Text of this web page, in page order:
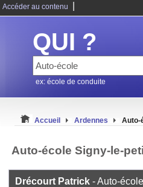
Accéder au contenu
QUI ?
ex: école de conduite
Accueil Ardennes Auto-
Auto-école Signy-le-
Drécourt Patrick - Auto-école